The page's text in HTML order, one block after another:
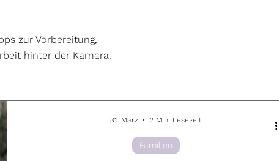
zur Vorbereitung,
hinter der Kamera.
Familien
31. März 2 Min. Lesezeit